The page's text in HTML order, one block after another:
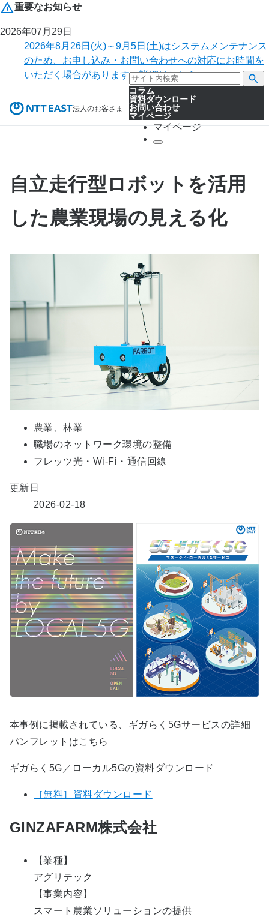
重要なお知らせ
2026年07月29日
2026年8月26日(火)～9月5日(土)はシステムメンテナンス
のため、お申し込み・お問い合わせへの対応にお時間を
いただく場合があります。詳細はこちら。
法人のお客さま
コラム
資料ダウンロード
お問い合わせ
マイページ
マイページ
自立走行型ロボットを活用
した農業現場の見える化
農業、林業
職場のネットワーク環境の整備
フレッツ光・Wi-Fi・通信回線
更新日
2026-02-18
本事例に掲載されている、ギガらく5Gサービスの詳細
パンフレットはこちら
ギガらく5G／ローカル5Gの資料ダウンロード
［無料］資料ダウンロード
GINZAFARM株式会社
【業種】
アグリテック
【事業内容】
スマート農業ソリューションの提供